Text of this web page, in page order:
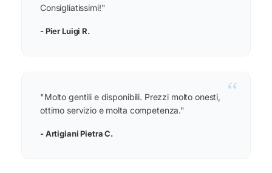
Consigliatissimi!"
- Pier Luigi R.
“
"Molto gentili e disponibili. Prezzi molto onesti,
ottimo servizio e molta competenza."
- Artigiani Pietra C.